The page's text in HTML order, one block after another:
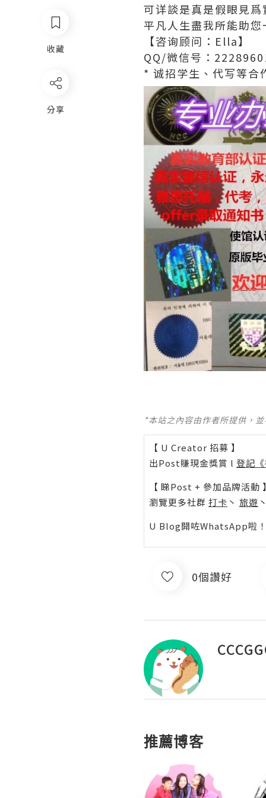
收藏
分享
可详談是真是假眼見
平凡人生盡我所能助
【咨询顾问：Ella】
QQ/微信号：
* 诚招学生、代写等合
*本站之內容由作者所提供，
【 U Creator 招募 】
出Post賺現金獎賞 l 登記
【 睇Post + 參加品牌活動
瀏覽更多社群 打卡 丶 旅遊
U Blog開咗WhatsApp啦
0個讚好
推薦博客